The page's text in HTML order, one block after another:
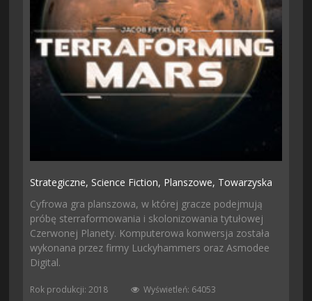
Strategiczne,Science Fiction, Planszowe, Towarzyska
Cyfrowa gra planszowa, w której gracze podejmują
próbę sterraformowania i skolonizowania tytułowej
Czerwonej Planety. Komputerowa konwersja została
wykonana przez firmy Luckyhammers oraz Asmodee
Digital.
Rok produkcji: 2018 Wyświetleń: 64053